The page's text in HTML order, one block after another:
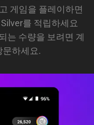
게임을 플레이하면
를 적립하세요
는 수량을 보려면 계
문하세요.